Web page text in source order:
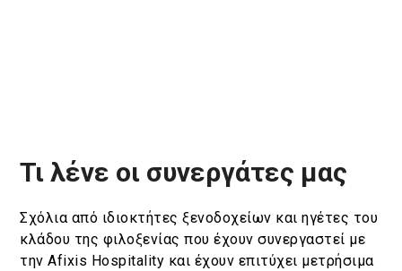
Τι λένε οι συνεργάτες μας
Σχόλια από ιδιοκτήτες ξενοδοχείων και ηγέτες του
κλάδου της φιλοξενίας που έχουν συνεργαστεί με
την Afixis Hospitality και έχουν επιτύχει μετρήσιμα